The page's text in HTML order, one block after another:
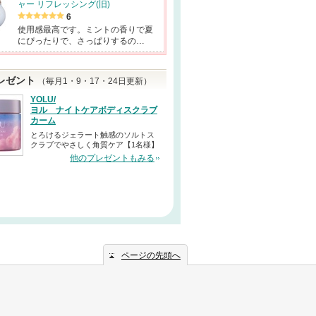
ャー リフレッシング(旧)
6
使用感最高です。ミントの香りで夏
にぴったりで、さっぱりするの…
ゼント
（毎月1・9・17・24日更新）
YOLU/
ヨル ナイトケアボディスクラブ
カーム
とろけるジェラート触感のソルトス
クラブでやさしく角質ケア【1名様】
他のプレゼントもみる
ページの先頭へ